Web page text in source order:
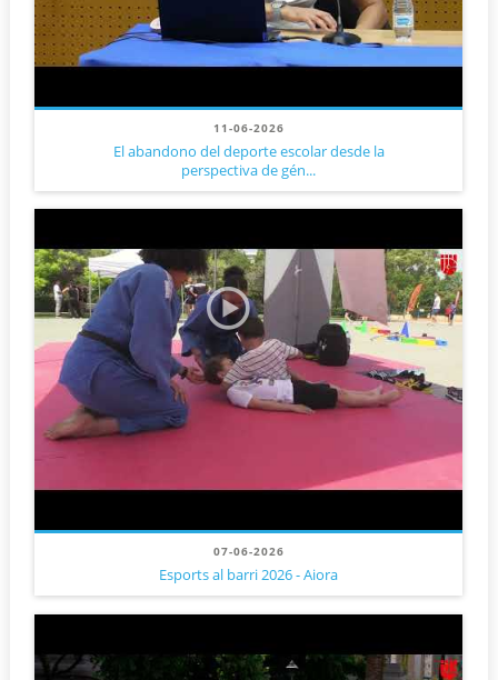
11-06-2026
El abandono del deporte escolar desde la
perspectiva de gén...
07-06-2026
Esports al barri 2026 - Aiora